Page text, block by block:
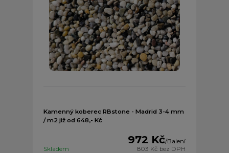
Kamenný koberec RBstone - Madrid 3-4 mm
/ m2 již od 648,- Kč
972 Kč/Balení
803 Kč bez DPH
Skladem